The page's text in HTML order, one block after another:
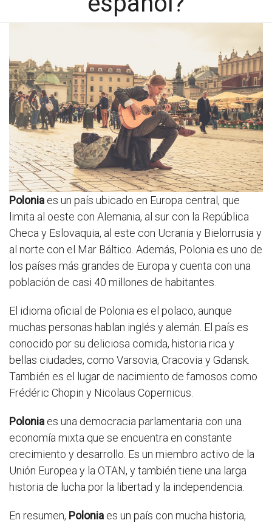
Polonia es un país ubicado en Europa central, que
limita al oeste con Alemania, al sur con la República
Checa y Eslovaquia, al este con Ucrania y Bielorrusia y
al norte con el Mar Báltico. Además, Polonia es uno de
los países más grandes de Europa y cuenta con una
población de casi 40 millones de habitantes.
El idioma oficial de Polonia es el polaco, aunque
muchas personas hablan inglés y alemán. El país es
conocido por su deliciosa comida, historia rica y
bellas ciudades, como Varsovia, Cracovia y Gdansk.
También es el lugar de nacimiento de famosos como
Frédéric Chopin y Nicolaus Copernicus.
Polonia es una democracia parlamentaria con una
economía mixta que se encuentra en constante
crecimiento y desarrollo. Es un miembro activo de la
Unión Europea y la OTAN, y también tiene una larga
historia de lucha por la libertad y la independencia.
En resumen, Polonia es un país con mucha historia,